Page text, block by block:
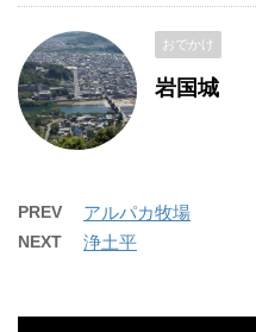
おでかけ
岩国城
PREV アルパカ牧場
NEXT 浄土平